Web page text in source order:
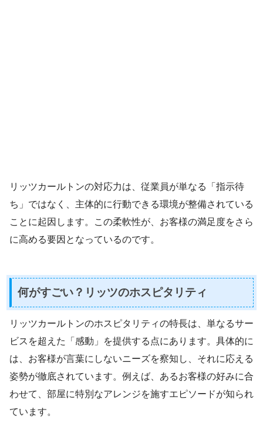
リッツカールトンの対応力は、従業員が単なる「指示待
ち」ではなく、主体的に行動できる環境が整備されている
ことに起因します。この柔軟性が、お客様の満足度をさら
に高める要因となっているのです。
何がすごい？リッツのホスピタリティ
リッツカールトンのホスピタリティの特長は、単なるサー
ビスを超えた「感動」を提供する点にあります。具体的に
は、お客様が言葉にしないニーズを察知し、それに応える
姿勢が徹底されています。例えば、あるお客様の好みに合
わせて、部屋に特別なアレンジを施すエピソードが知られ
ています。